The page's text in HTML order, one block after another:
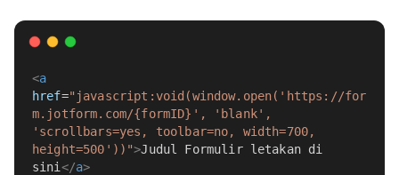
<a
href="javascript:void(window.open('https://for
m.jotform.com/{formID}', 'blank',
'scrollbars=yes, toolbar=no, width=700,
height=500'))">Judul Formulir letakan di
sini </a>